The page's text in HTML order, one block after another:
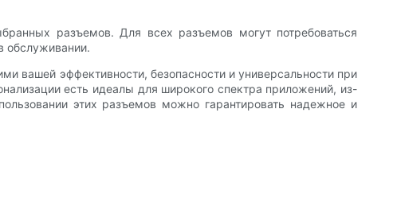
разъемов. Для всех разъемов могут потребоваться
обслуживании.
эффективности, безопасности и универсальности при
есть идеалы для широкого спектра приложений, из-
этих разъемов можно гарантировать надежное и